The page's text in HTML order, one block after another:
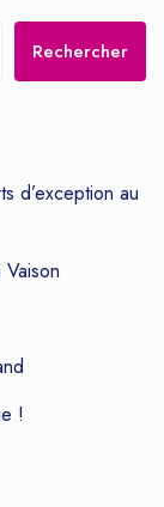
Rechercher
d’exception au
!